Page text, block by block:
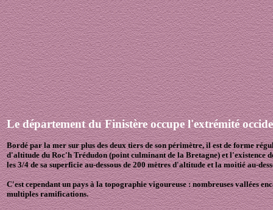
Le département du Finistère occupe l'extrémité
Bordé par la mer sur plus des deux tiers de son périmètre, il est de forme
d'altitude du Roc'h Trédudon (point culminant de la Bretagne) et l'existence
les 3/4 de sa superficie au-dessous de 200 mètres d'altitude et la moitié au-
C'est cependant un pays à la topographie vigoureuse : nombreuses vallées
multiples ramifications.